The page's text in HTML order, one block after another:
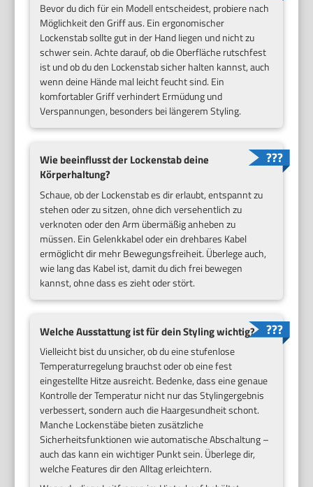
Bevor du dich für ein Modell entscheidest, probiere nach
Möglichkeit den Griff aus. Ein ergonomischer
Lockenstab sollte gut in der Hand liegen und nicht zu
schwer sein. Achte darauf, ob die Oberfläche rutschfest
ist und ob du den Lockenstab sicher halten kannst, auch
wenn deine Hände mal leicht feucht sind. Ein
komfortabler Griff verhindert Ermüdung und
Verspannungen, besonders bei längerem Styling.
Wie beeinflusst der Lockenstab deine
Körperhaltung?
Schaue, ob der Lockenstab es dir erlaubt, entspannt zu
stehen oder zu sitzen, ohne dich versehentlich zu
verknoten oder den Arm übermäßig anheben zu
müssen. Ein Gelenkkabel oder ein drehbares Kabel
ermöglicht dir mehr Bewegungsfreiheit. Überlege auch,
wie lang das Kabel ist, damit du dich frei bewegen
kannst, ohne dass es zieht oder stört.
Welche Ausstattung ist für dein Styling wichtig?
Vielleicht bist du unsicher, ob du eine stufenlose
Temperaturregelung brauchst oder ob eine fest
eingestellte Hitze ausreicht. Bedenke, dass eine genaue
Kontrolle der Temperatur nicht nur das Stylingergebnis
verbessert, sondern auch die Haargesundheit schont.
Manche Lockenstäbe bieten zusätzliche
Sicherheitsfunktionen wie automatische Abschaltung –
auch das kann ein wichtiger Punkt sein. Überlege dir,
welche Features dir den Alltag erleichtern.